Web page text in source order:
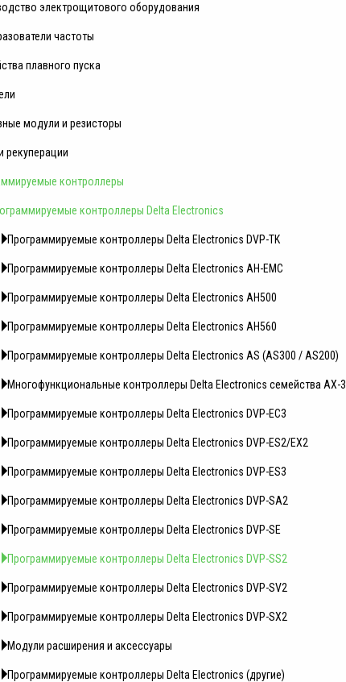
электрощитового оборудования
частоты
плавного пуска
модули и резисторы
рекуперации
контроллеры
контроллеры Delta Electronics
Программируемые контроллеры Delta Electronics DVP-TK
Программируемые контроллеры Delta Electronics AH-EMC
Программируемые контроллеры Delta Electronics AH500
Программируемые контроллеры Delta Electronics AH560
Программируемые контроллеры Delta Electronics AS (AS300 / AS200)
Многофункциональные контроллеры Delta Electronics семейства AX-3
Программируемые контроллеры Delta Electronics DVP-EC3
Программируемые контроллеры Delta Electronics DVP-ES2/EX2
Программируемые контроллеры Delta Electronics DVP-ES3
Программируемые контроллеры Delta Electronics DVP-SA2
Программируемые контроллеры Delta Electronics DVP-SE
Программируемые контроллеры Delta Electronics DVP-SS2
Программируемые контроллеры Delta Electronics DVP-SV2
Программируемые контроллеры Delta Electronics DVP-SX2
Модули расширения и аксессуары
Программируемые контроллеры Delta Electronics (другие)